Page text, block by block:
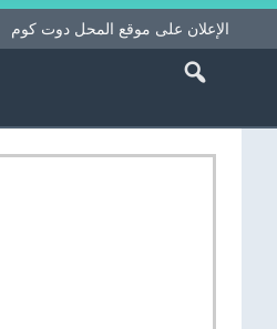
الإعلان على موقع المحل دوت كوم